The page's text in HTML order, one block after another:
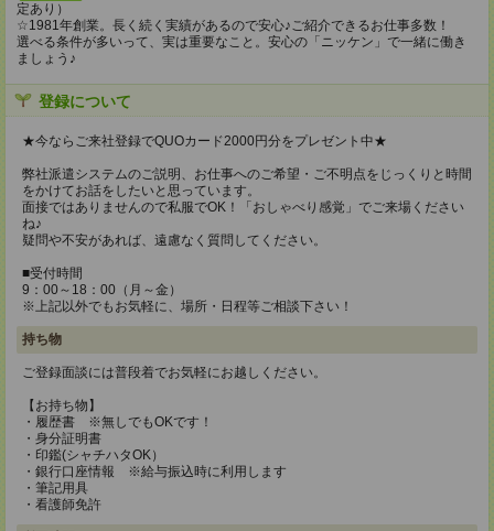
定あり）
☆1981年創業。長く続く実績があるので安心♪ご紹介できるお仕事多数！
選べる条件が多いって、実は重要なこと。安心の「ニッケン」で一緒に働き
ましょう♪
登録について
★今ならご来社登録でQUOカード2000円分をプレゼント中★
弊社派遣システムのご説明、お仕事へのご希望・ご不明点をじっくりと時間
をかけてお話をしたいと思っています。
面接ではありませんので私服でOK！「おしゃべり感覚」でご来場ください
ね♪
疑問や不安があれば、遠慮なく質問してください。
■受付時間
9：00～18：00（月～金）
※上記以外でもお気軽に、場所・日程等ご相談下さい！
持ち物
ご登録面談には普段着でお気軽にお越しください。
【お持ち物】
・履歴書 ※無しでもOKです！
・身分証明書
・印鑑(シャチハタOK）
・銀行口座情報 ※給与振込時に利用します
・筆記用具
・看護師免許